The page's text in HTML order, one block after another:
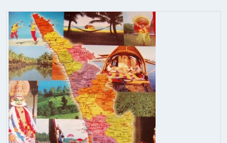
Индийский океан